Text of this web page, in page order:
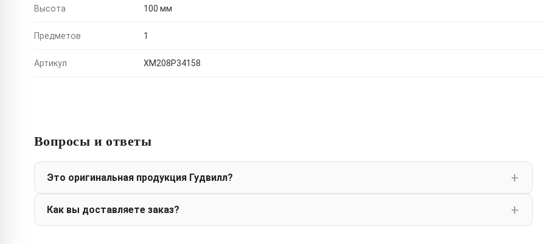
Высота 100 мм
Предметов 1
Артикул XM208P34158
Вопросы и ответы
Это оригинальная продукция Гудвилл?
Как вы доставляете заказ?